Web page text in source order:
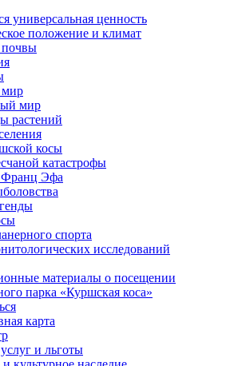
универсальная ценность
положение и климат
почвы
мир
растений
косы
катастрофы
Франц Эфа
спорта
исследований
материалы о посещении
парка «Куршская коса»
карта
и льготы